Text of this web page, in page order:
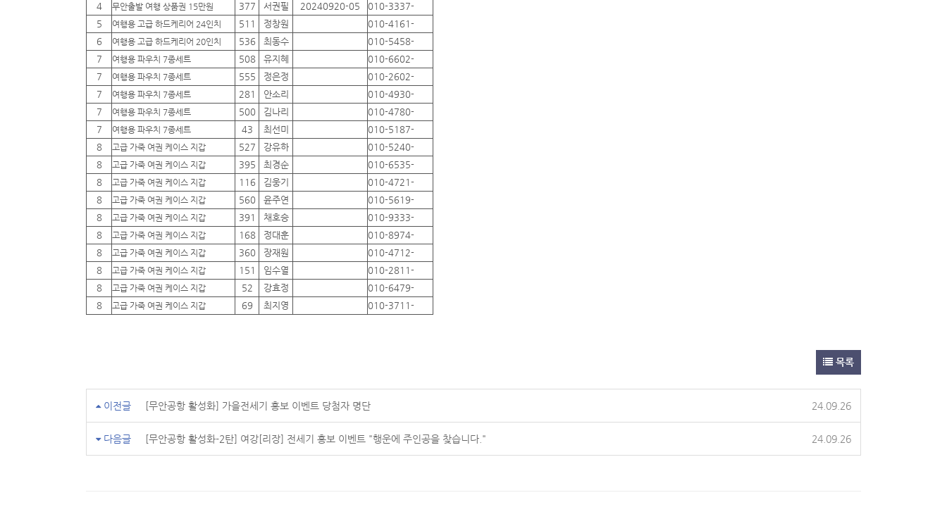
4
무안출발 여행 상품권 15만원 377 서권필 20240920-05
010-3337-
5
여행용 고급 하드케리어 24인치 511 정창원
010-4161-
6
여행용 고급 하드케리어 20인치 536 최동수
010-5458-
7
여행용 파우치 7종세트 508 유지혜
010-6602-
7
여행용 파우치 7종세트 555 정은정
010-2602-
7
여행용 파우치 7종세트 281 안소리
010-4930-
7
여행용 파우치 7종세트 500 김나리
010-4780-
7
여행용 파우치 7종세트 43 최선미
010-5187-
8
고급 가죽 여권 케이스 지갑 527 강유하
010-5240-
8
고급 가죽 여권 케이스 지갑 395 최경순
010-6535-
8
고급 가죽 여권 케이스 지갑 116 김웅기
010-4721-
8
고급 가죽 여권 케이스 지갑 560 윤주연
010-5619-
8
고급 가죽 여권 케이스 지갑 391 채호승
010-9333-
8
고급 가죽 여권 케이스 지갑 168 정대훈
010-8974-
8
고급 가죽 여권 케이스 지갑 360 장재원
010-4712-
8
고급 가죽 여권 케이스 지갑 151 임수열
010-2811-
8
고급 가죽 여권 케이스 지갑 52 강효정
010-6479-
8
고급 가죽 여권 케이스 지갑 69 최지영 010-3711-
목록
이전글 [무안공항 활성화] 가을전세기 홍보 이벤트 당첨자 명단 24.09.26
다음글 [무안공항 활성화-2탄] 여강[리장] 전세기 홍보 이벤트 "행운에 주인공을 찾습니다." 24.09.26